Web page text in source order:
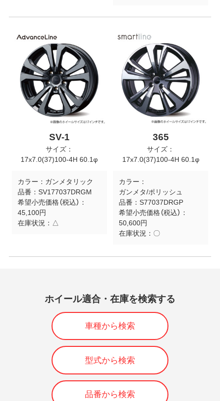
SV-1
サイズ：
17x7.0(37)100-4H 60.1φ
カラー： ガンメタリック
品番： SV177037DRGM
希望小売価格（税込）：
45,100円
在庫状況： △
365
サイズ：
17x7.0(37)100-4H 60.1φ
カラー：
ガンメタ/ポリッシュ
品番： S77037DRGP
希望小売価格（税込）：
50,600円
在庫状況： 〇
ホイール適合・在庫を検索する
車種から検索
型式から検索
品番から検索